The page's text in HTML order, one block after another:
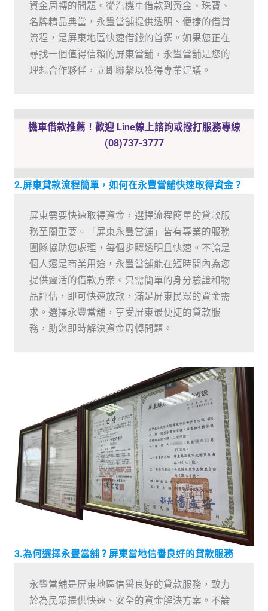
資金周轉的問題。從汽機車借款到黃金、珠寶、
名牌精品典當，永豐當舖提供透明、便捷的借貸
流程，是屏東地區快速借錢的首選。如果您正在
尋找一個值得信賴的屏東當舖，永豐當舖是您的
理想合作夥伴，立即聯繫以獲得專業建議。
機車借款推薦！歡迎 Line線上諮詢或撥打服務專線
(08)737-3777
2.屏東貸款流程簡單，如何在永豐當舖快速取得資金？
屏東需要快速取得資金，選擇流程簡單的貸款服
務至關重要。「屏東永豐當舖」皆有專業的服務
團隊協助您處理，每個步驟透明且快速。不論是
個人還是商業用途，永豐當舖能在短時間內為您
提供靈活的借款方案。只需簡單的身分驗證和物
品評估，即可快速放款，滿足屏東民眾的資金需
求。選擇永豐當舖，享受屏東最便捷的貸款服
務，助您即時解決資金周轉問題。
3.為何選擇永豐當舖？屏東當地信譽良好的貸款服務
永豐當舖是屏東地區信譽良好的貸款服務，致力
於為民眾提供快速、安全的資金解決方案。不論